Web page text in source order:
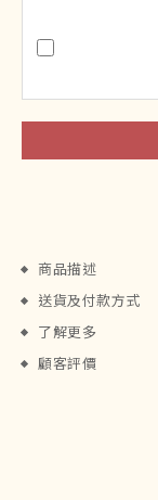
商品描述
送貨及付款方式
了解更多
顧客評價